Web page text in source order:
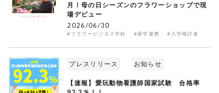
月！母の日シーズンのフラワーショップで現
場デビュー
2026/06/30
#フラワービジネス学科 #産学連携 #入学検討者
プレスリリース お知らせ
【速報】愛玩動物看護師国家試験 合格率